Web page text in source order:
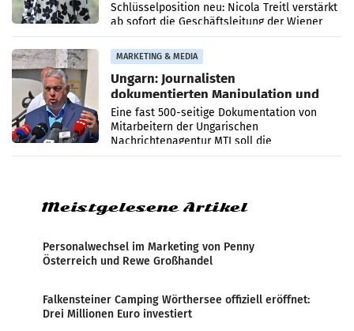
Schlüsselposition neu: Nicola Treitl verstärkt
ab sofort die Geschäftsleitung der Wiener
PR-Agentur an der Seite von Josef Kalina und
Anna Kalina-Mahr.
MARKETING & MEDIA
Ungarn: Journalisten
dokumentierten Manipulation und
Zensur
Eine fast 500-seitige Dokumentation von
Mitarbeitern der Ungarischen
Nachrichtenagentur MTI soll die
systematische Nachrichten-Manipulation und
Meistgelesene Artikel
Personalwechsel im Marketing von Penny
Österreich und Rewe Großhandel
Falkensteiner Camping Wörthersee offiziell eröffnet:
Drei Millionen Euro investiert